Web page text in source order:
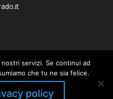
- P.iva 00671840072 -
servizi. Se continui ad
che tu ne sia felice.
policy